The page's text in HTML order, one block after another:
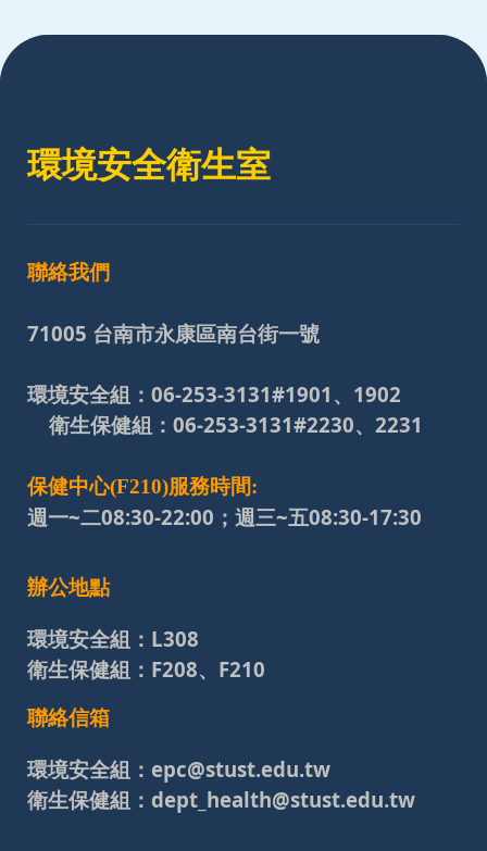
環境安全衛生室
聯絡我們
71005 台南市永康區南台街一號
環境安全組： 06-253-3131#1901、1902
衛生保健組： 06-253-3131#2230、2231
保健中心(F210)服務時間:
週一~二08:30-22:00；週三~五08:30-17:30
辦公地點
環境安全組： L308
衛生保健組： F208、F210
聯絡信箱
環境安全組： epc@stust.edu.tw
衛生保健組： dept_health@stust.edu.tw